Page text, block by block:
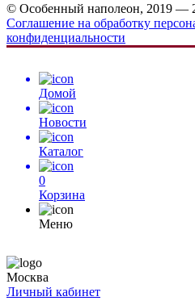
© Особенный наполеон, 2019 —
Соглашение на обработку
конфиденциальности
Домой
Новости
Каталог
0
Корзина
Меню
Москва
Личный кабинет